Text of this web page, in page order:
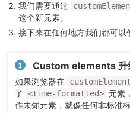
我们需要通过
这个新元素。
接下来在任何地方我们都可以
Custom elements 升
如果浏览器在
了
<time-formatted> 元素
作未知元素，就像任何非标准标